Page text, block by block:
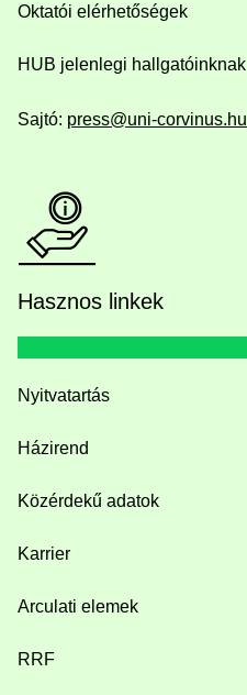
Oktatói elérhetőségek
HUB jelenlegi hallgatóinknak
Sajtó: press@uni-corvinus.hu
Hasznos linkek
Nyitvatartás
Házirend
Közérdekű adatok
Karrier
Arculati elemek
RRF